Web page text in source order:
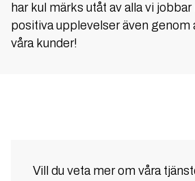
har kul märks utåt av alla vi
positiva upplevelser även genom
våra kunder!
Vill du veta mer om våra